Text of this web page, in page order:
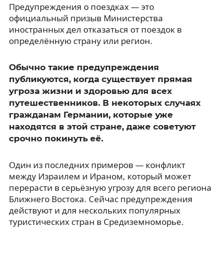
Предупреждения о поездках — это
официальный призыв Министерства
иностранных дел отказаться от поездок в
определённую страну или регион.
Обычно такие предупреждения
публикуются, когда существует прямая
угроза жизни и здоровью для всех
путешественников. В некоторых случаях
гражданам Германии, которые уже
находятся в этой стране, даже советуют
срочно покинуть её.
Один из последних примеров — конфликт
между Израилем и Ираном, который может
перерасти в серьёзную угрозу для всего региона
Ближнего Востока. Сейчас предупреждения
действуют и для нескольких популярных
туристических стран в Средиземноморье.